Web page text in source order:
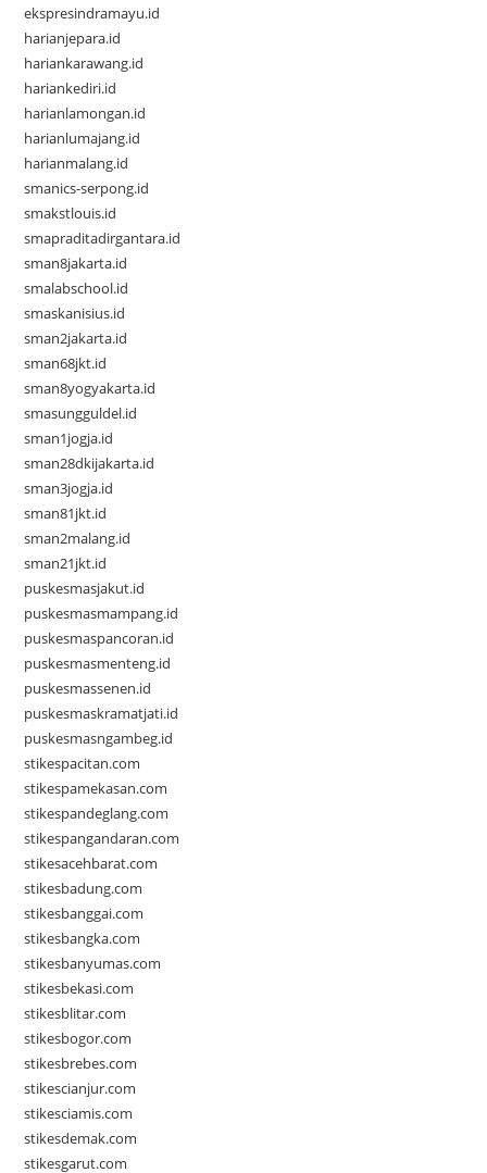
ekspresindramayu.id
harianjepara.id
hariankarawang.id
hariankediri.id
harianlamongan.id
harianlumajang.id
harianmalang.id
smanics-serpong.id
smakstlouis.id
smapraditadirgantara.id
sman8jakarta.id
smalabschool.id
smaskanisius.id
sman2jakarta.id
sman68jkt.id
sman8yogyakarta.id
smasungguldel.id
sman1jogja.id
sman28dkijakarta.id
sman3jogja.id
sman81jkt.id
sman2malang.id
sman21jkt.id
puskesmasjakut.id
puskesmasmampang.id
puskesmaspancoran.id
puskesmasmenteng.id
puskesmassenen.id
puskesmaskramatjati.id
puskesmasngambeg.id
stikespacitan.com
stikespamekasan.com
stikespandeglang.com
stikespangandaran.com
stikesacehbarat.com
stikesbadung.com
stikesbanggai.com
stikesbangka.com
stikesbanyumas.com
stikesbekasi.com
stikesblitar.com
stikesbogor.com
stikesbrebes.com
stikescianjur.com
stikesciamis.com
stikesdemak.com
stikesgarut.com